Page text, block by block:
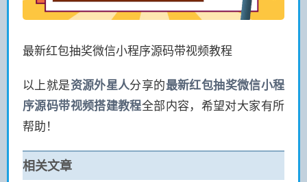
最新红包抽奖微信小程序源码带视频教程
以上就是资源外星人分享的最新红包抽奖微信小程
序源码带视频搭建教程全部内容，希望对大家有所
帮助！
相关文章